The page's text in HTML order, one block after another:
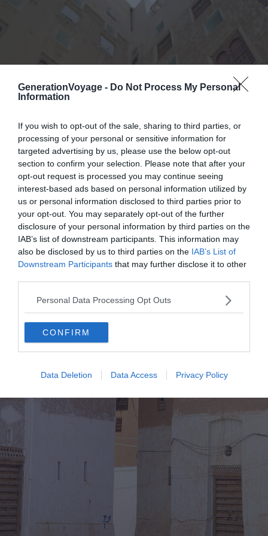
GenerationVoyage - Do Not Process My Personal
Information
If you wish to opt-out of the sale, sharing to third parties, or
processing of your personal or sensitive information for
targeted advertising by us, please use the below opt-out
section to confirm your selection. Please note that after your
opt-out request is processed you may continue seeing
interest-based ads based on personal information utilized by
us or personal information disclosed to third parties prior to
your opt-out. You may separately opt-out of the further
disclosure of your personal information by third parties on the
IAB’s list of downstream participants. This information may
also be disclosed by us to third parties on the IAB’s List of
Downstream Participants that may further disclose it to other
Personal Data Processing Opt Outs
CONFIRM
Data Deletion Data Access Privacy Policy
Flickr – Edu Bertrand